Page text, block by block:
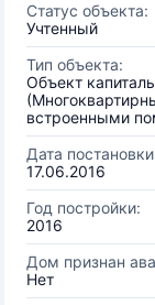
Статус объекта:
Учтенный
Тип объекта:
Объект
встроенными
Дата
17.06.2016
Год постройки:
2016
Дом признан
Нет